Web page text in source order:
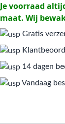
Je voorraad
maat. Wij
Gratis
14 dagen
Vandaag